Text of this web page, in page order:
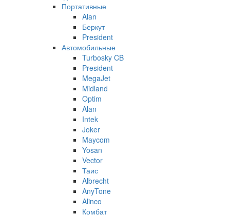
Портативные
Alan
Беркут
President
Автомобильные
Turbosky CB
President
MegaJet
Midland
Optim
Alan
Intek
Joker
Maycom
Yosan
Vector
Таис
Albrecht
AnyTone
Alinco
Комбат